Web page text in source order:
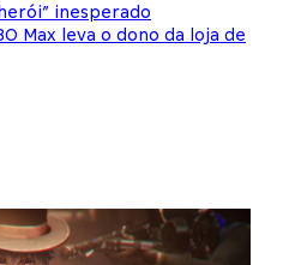
inesperado
Max leva o dono da loja de